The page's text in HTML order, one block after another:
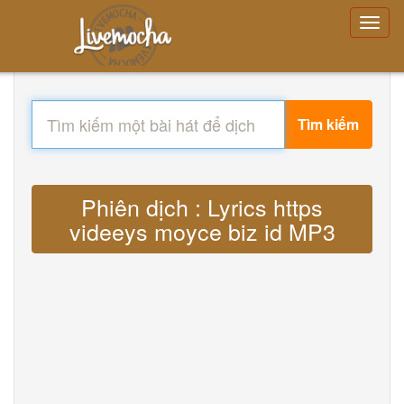
Tìm kiếm
Phiên dịch : Lyrics https
videeys moyce biz id MP3